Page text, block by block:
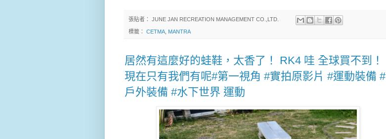
張貼者： JUNE JAN RECREATION MANAGEMENT CO.,LTD.
標籤： CETMA MANTRA
居然有這麼好的蛙鞋，太香了！ RK4 哇 全球買不到！
現在只有我們有呢#第一視角 #實拍原影片 #運動裝備 #
戶外裝備 #水下世界 運動